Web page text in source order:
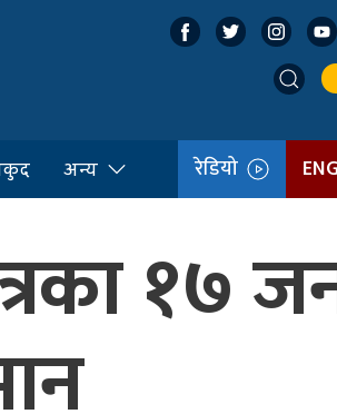
अन्य रेडियो
१७